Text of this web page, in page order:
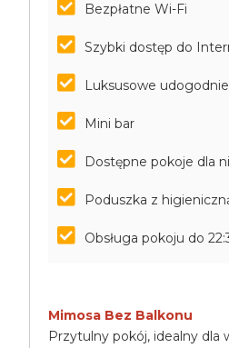
Bezpłatne Wi-Fi
Szybki dostęp do
Luksusowe
Mini bar
Dostępne pokoje dla
Poduszka z
Obsługa pokoju do
Mimosa Bez Balkonu
Przytulny pokój, idealny dla